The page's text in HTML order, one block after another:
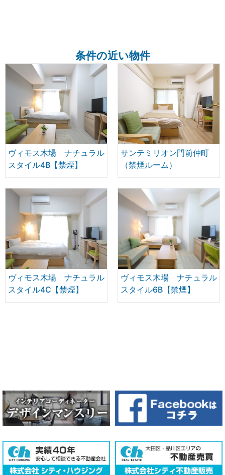
条件の近い物件
ヴィモス木場 ナチュラル
スタイル4B【禁煙】
サンテミリオン門前仲町
（禁煙ルーム）
ヴィモス木場 ナチュラル
スタイル4C【禁煙】
ヴィモス木場 ナチュラル
スタイル6B【禁煙】